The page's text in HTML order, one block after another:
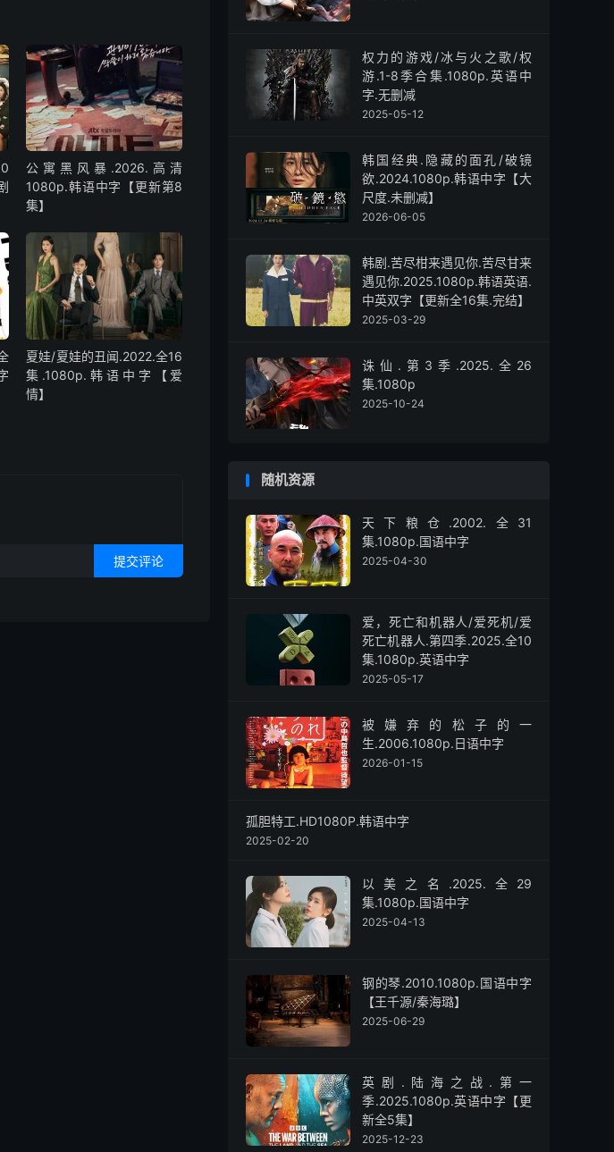
公寓黑风暴.2026.高清
1080p.韩语中字【更新第8
集】
夏娃/夏娃的丑闻.2022.全16
集.1080p.韩语中字【爱
情】
提交评论
权力的游戏/冰与火之歌/权
游.1-8季合集.1080p.英语中
字.无删减
2025-05-12
韩国经典.隐藏的面孔/破镜
欲.2024.1080p.韩语中字【大
尺度.未删减】
2026-06-05
韩剧.苦尽柑来遇见你.苦尽甘来
遇见你.2025.1080p.韩语英语.
中英双字【更新全16集.完结】
2025-03-29
诛仙.第3季.2025.全26
集.1080p
2025-10-24
随机资源
天下粮仓.2002.全31
集.1080p.国语中字
2025-04-30
爱，死亡和机器人/爱死机/爱
死亡机器人.第四季.2025.全10
集.1080p.英语中字
2025-05-17
被嫌弃的松子的一
生.2006.1080p.日语中字
2026-01-15
孤胆特工.HD1080P.韩语中字
2025-02-20
以美之名.2025.全29
集.1080p.国语中字
2025-04-13
钢的琴.2010.1080p.国语中字
【王千源/秦海璐】
2025-06-29
英剧.陆海之战.第一
季.2025.1080p.英语中字【更
新全5集】
2025-12-23